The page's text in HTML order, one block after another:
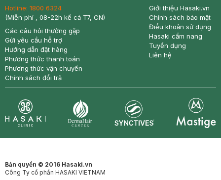
Hotline: 1800 6324
(Miễn phí , 08-22h kể cả T7, CN)
Các câu hỏi thường gặp
Gửi yêu cầu hỗ trợ
Hướng dẫn đặt hàng
Phương thức thanh toán
Phương thức vận chuyển
Chính sách đổi trả
Giới thiệu Hasaki.vn
Chính sách bảo mật
Điều khoản sử dụng
Hasaki cẩm nang
Tuyển dụng
Liên hệ
Bản quyền © 2016 Hasaki.vn
Công Ty cổ phần HASAKI VIETNAM